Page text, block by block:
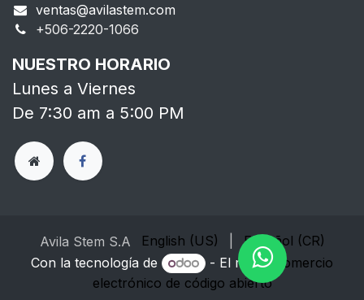
ventas@avilastem.com
+506-2220-1066​
NUESTRO HORARIO
Lunes a Viernes
De 7:30 am a 5:00 PM
Avila Stem S.A English (US)
Español (CR)
Con la tecnología de
- El mejor Comercio
electrónico de código abierto